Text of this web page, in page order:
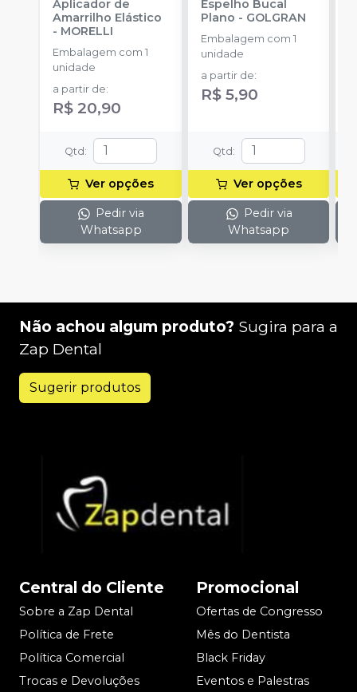
Aplicador de
Amarrilho Elástico
- MORELLI
Embalagem com 1
unidade
a partir de:
R$ 20,90
Qtd:
Ver opções
Pedir via
Whatsapp
Espelho Bucal
Plano - GOLGRAN
Embalagem com 1
unidade
a partir de:
R$ 5,90
Qtd:
Ver opções
Pedir via
Whatsapp
Não achou algum produto? Sugira para a
Zap Dental
Sugerir produtos
Central do Cliente
Sobre a Zap Dental
Política de Frete
Política Comercial
Trocas e Devoluções
Promocional
Ofertas de Congresso
Mês do Dentista
Black Friday
Eventos e Palestras